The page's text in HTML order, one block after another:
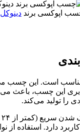
اپوکسی برند دینوکل
این چسب، باعث
را تولید می‌کند.
دارد. استفاده از